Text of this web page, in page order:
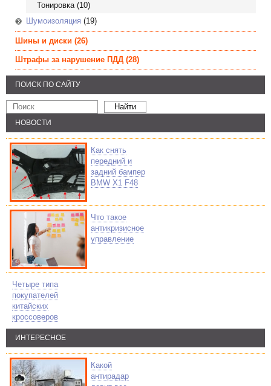
Тонировка(10)
Шумоизоляция (19)
Шины и диски (26)
Штрафы за нарушение ПДД (28)
ПОИСК ПО САЙТУ
НОВОСТИ
Как снять
передний и
задний бампер
BMW X1 F48
Что такое
антикризисное
управление
Четыре типа
покупателей
китайских
кроссоверов
ИНТЕРЕСНОЕ
Какой
антирадар